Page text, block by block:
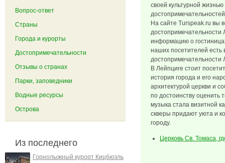
своей культурной
На сайте Turspeak.ru вы
достопримечательности
информацию о
наших посетителей есть
достопримечательности
В Лейпциге стоит
история города и его
архитектурой церкви и
по достоинству
музыка стала визитной
скверы придают уюта и
городу.
Церковь Св. Томаса,
Вопрос-ответ
Страны
Города и курорты
Достопримечательности
Отзывы о странах
Парки, заповедники
Водные ресурсы
Острова
Из последнего
Горнолыжный курорт Кицбюэль